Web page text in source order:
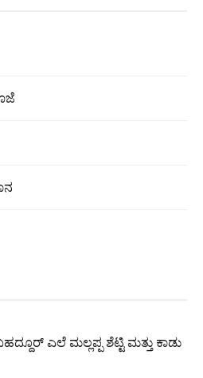
ಎಲೆ ಮಲ್ಲಪ್ಪ ಶೆಟ್ಟಿ ಮತ್ತು ಕಾಡು